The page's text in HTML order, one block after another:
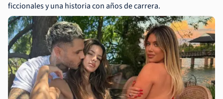
ficcionales y una historia con años de carrera.